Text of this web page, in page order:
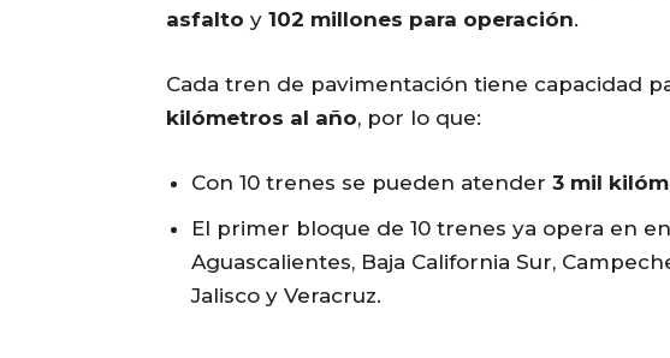
asfalto y 102 millones para operación.
Cada tren de pavimentación tiene capacidad
kilómetros al año, por lo que:
Con 10 trenes se pueden atender 3 mil
El primer bloque de 10 trenes ya opera en
Aguascalientes, Baja California Sur,
Jalisco y Veracruz.